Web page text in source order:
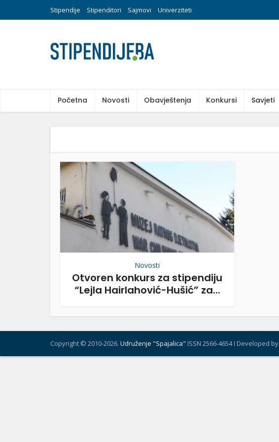
Stipendije Stipenditori Sajmovi Univerziteti
Početna Novosti Obavještenja Konkursi Savjeti
Novosti
Otvoren konkurs za stipendiju
“Lejla Hairlahović-Hušić” za...
Copyright © 2010-2026. Udruženje "Spajalica" ISSN 2566-4654 I Developed by